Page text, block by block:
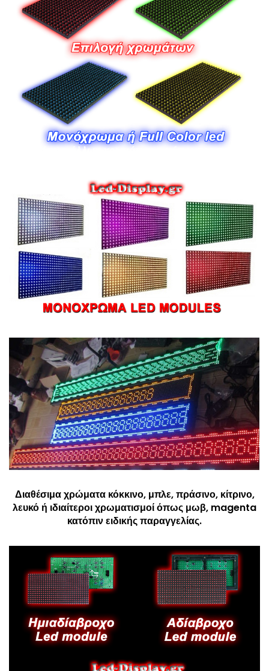
Διαθέσιμα χρώματα κόκκινο, μπλε, πράσινο, κίτρινο,
λευκό ή ιδιαίτεροι χρωματισμοί όπως μωβ, magenta
κατόπιν ειδικής παραγγελίας.